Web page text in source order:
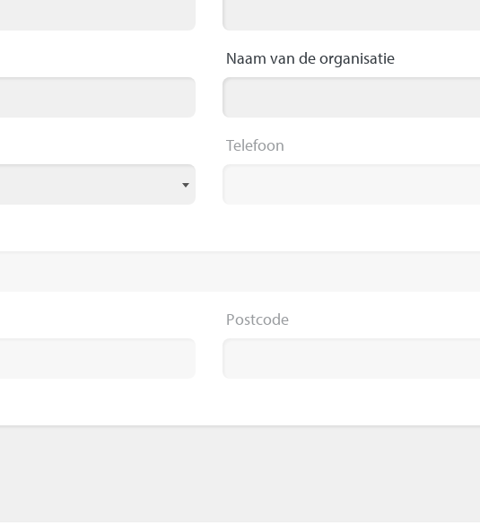
Naam van de organisatie
Telefoon
Postcode